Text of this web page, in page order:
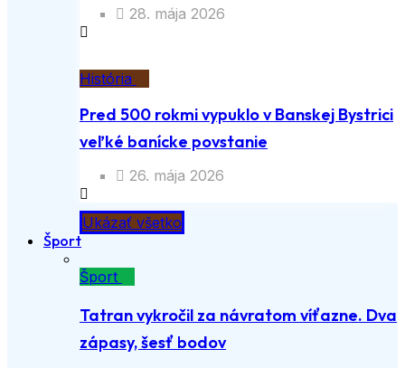
28. mája 2026
História
Pred 500 rokmi vypuklo v Banskej Bystrici
veľké banícke povstanie
26. mája 2026
Ukázať všetko
Šport
Šport
Tatran vykročil za návratom víťazne. Dva
zápasy, šesť bodov